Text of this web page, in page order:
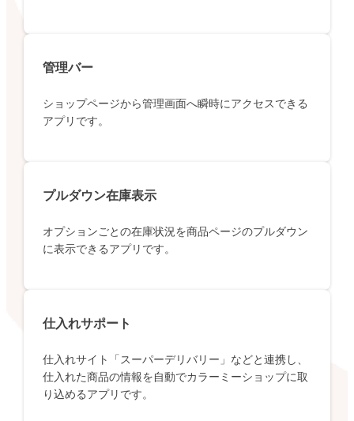
管理バー
ショップページから管理画面へ瞬時にアクセスできる
アプリです。
プルダウン在庫表示
オプションごとの在庫状況を商品ページのプルダウン
に表示できるアプリです。
仕入れサポート
仕入れサイト「スーパーデリバリー」などと連携し、
仕入れた商品の情報を自動でカラーミーショップに取
り込めるアプリです。